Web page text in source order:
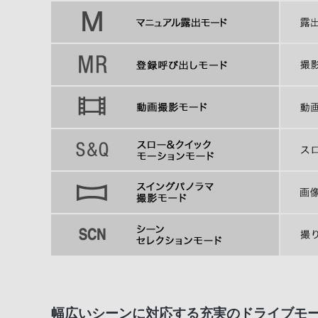
幅広いシーンに対応する充実のドライブモ